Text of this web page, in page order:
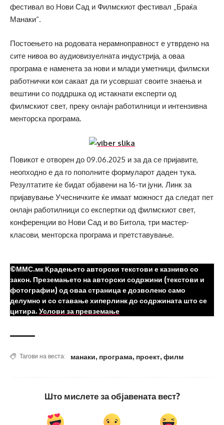
фестивал во Нови Сад и Филмскиот фестивал „Браќа
Манаки“.
Постоењето на родовата нерамноправност е утврдено на
сите нивоа во аудиовизуелната индустрија, а оваа
програма е наменета за нови и млади уметници, филмски
работнички кои сакаат да ги усовршат своите знаења и
вештини со поддршка од истакнати експерти од
филмскиот свет, преку онлајн работилници и интензивна
менторска програма.
Повикот е отворен до 09.06.2025 и за да се пријавите,
неопходно е да го пополните формуларот даден тука.
Резултатите ќе бидат објавени на 16-ти јуни. Линк за
пријавување Учесничките ќе имаат можност да следат пет
онлајн работилници со експертки од филмскиот свет,
конференции во Нови Сад и во Битола, три мастер-
класови, менторска програма и претставување.
©ММС.мк Крадењето авторски текстови е казниво со
закон. Преземањето на авторски содржини (текстови и
фотографии) од оваа страница е дозволено само
делумно и со ставање хиперлинк до содржината што се
цитира. Услови за превземање
Тагови на веста: манаки, програма, проект, филм
Што мислете за објавената вест?